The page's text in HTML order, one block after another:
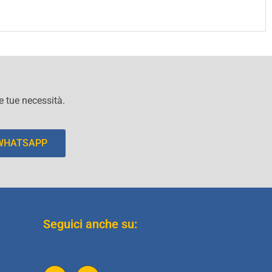
tue necessità.
Seguici anche su: